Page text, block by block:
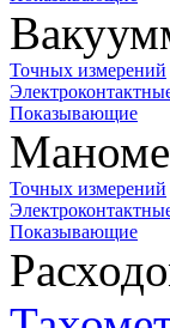
Точных измерений
Показывающие
Точных измерений
Показывающие